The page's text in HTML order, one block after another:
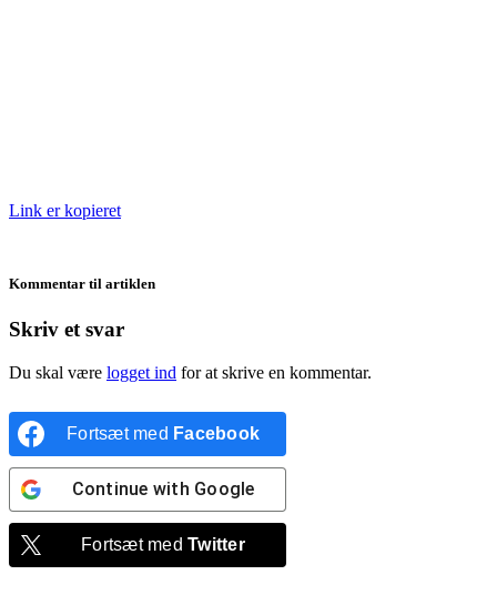
Link er kopieret
Kommentar til artiklen
Skriv et svar
Du skal være logget ind for at skrive en kommentar.
Fortsæt med Facebook
Continue with Google
Fortsæt medTwitter